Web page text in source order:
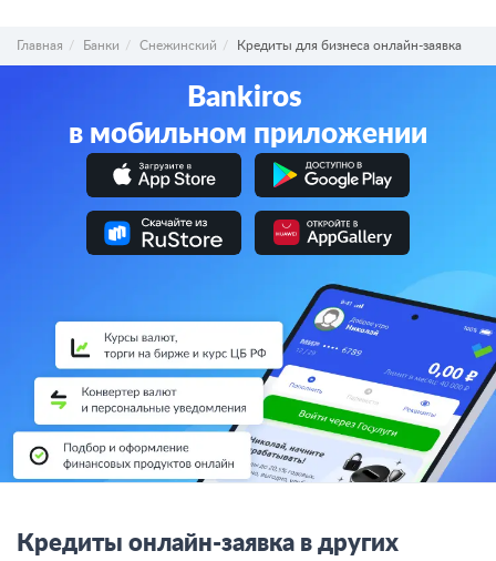
Главная Банки Снежинский Кредиты для бизнеса онлайн-заявка
Bankiros
в мобильном приложении
Кредиты онлайн-заявка в других